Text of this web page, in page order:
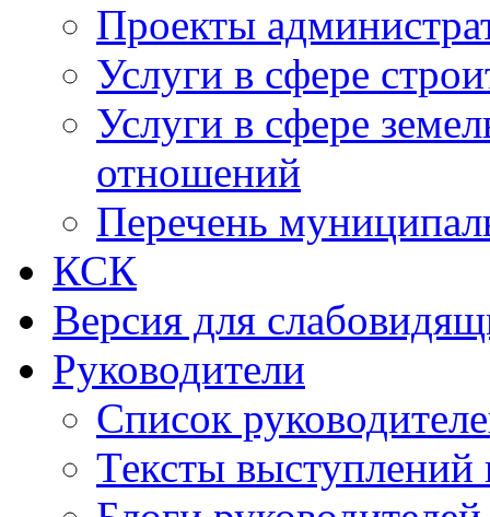
Проекты
Услуги в сфере
Услуги в сфере
отношений
Перечень
КСК
Версия для
Руководители
Список
Тексты выступлений